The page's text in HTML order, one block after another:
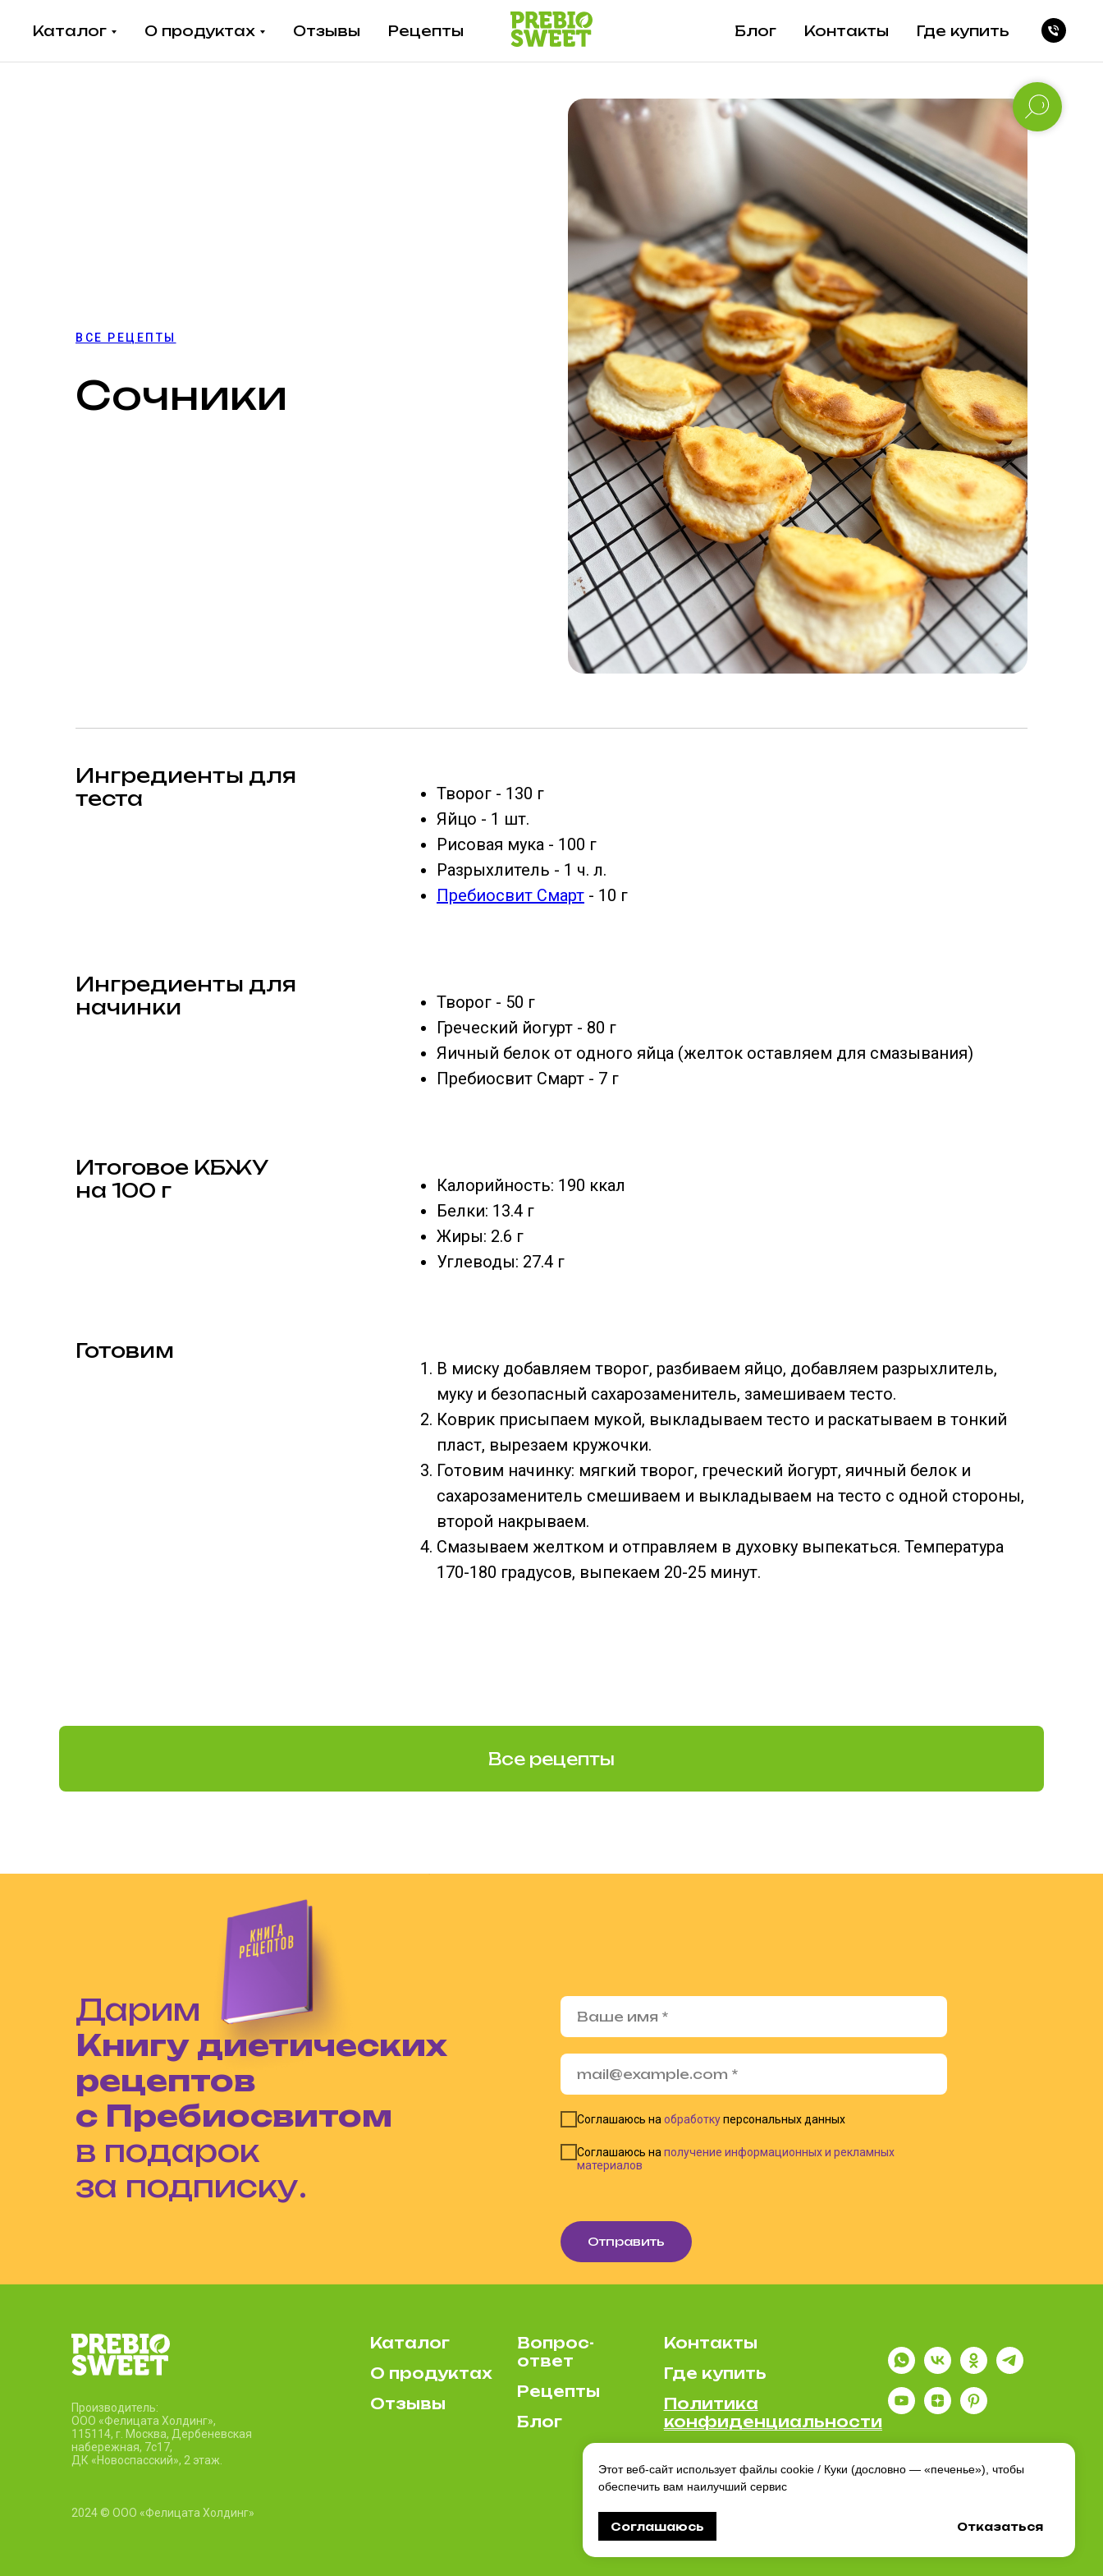
Каталог О продуктах Отзывы Рецепты Блог Контакты Где купить
ВСЕ РЕЦЕПТЫ
Сочники
Ингредиенты для
теста
Творог - 130 г
Яйцо - 1 шт.
Рисовая мука - 100 г
Разрыхлитель - 1 ч. л.
Пребиосвит Смарт - 10 г
Ингредиенты для
начинки
Творог - 50 г
Греческий йогурт - 80 г
Яичный белок от одного яйца (желток оставляем для смазывания)
Пребиосвит Смарт - 7 г
Итоговое КБЖУ
на 100 г
Калорийность: 190 ккал
Белки: 13.4 г
Жиры: 2.6 г
Углеводы: 27.4 г
Готовим
В миску добавляем творог, разбиваем яйцо, добавляем разрыхлитель,
муку и безопасный сахарозаменитель, замешиваем тесто.
Коврик присыпаем мукой, выкладываем тесто и раскатываем в тонкий
пласт, вырезаем кружочки.
Готовим начинку: мягкий творог, греческий йогурт, яичный белок и
сахарозаменитель смешиваем и выкладываем на тесто с одной стороны,
второй накрываем.
Смазываем желтком и отправляем в духовку выпекаться. Температура
170-180 градусов, выпекаем 20-25 минут.
Все рецепты
Соглашаюсь на обработкуперсональных данных
Соглашаюсь на получение информационных и рекламных
материалов
Отправить
Дарим
Книгу диетических
рецептов
с Пребиосвитом
в подарок
за подписку.
Производитель:
ООО «Фелицата Холдинг»,
115114, г. Москва, Дербеневская
набережная, 7c17,
ДК «Новоспасский», 2 этаж.
2024 © ООО «Фелицата Холдинг»
Каталог
О продуктах
Отзывы
Вопрос-
ответ
Рецепты
Блог
Контакты
Где купить
Политика
конфиденциальности
Этот веб-сайт использует файлы cookie / Куки (дословно — «печенье»), чтобы
обеспечить вам наилучший сервис
Соглашаюсь Отказаться